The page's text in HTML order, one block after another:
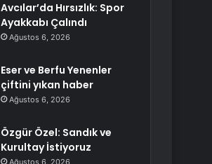
Avcılar’da Hırsızlık: Spor
Ayakkabı Çalındı
Ağustos 6, 2026
Eser ve Berfu Yenenler
çiftini yıkan haber
Ağustos 6, 2026
Özgür Özel: Sandık ve
Kurultay İstiyoruz
Ağustos 6, 2026